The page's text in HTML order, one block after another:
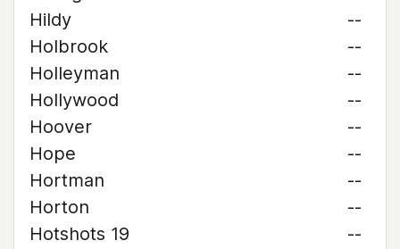
Hildy
--
Holbrook
--
Holleyman
--
Hollywood
--
Hoover
--
Hope
--
Hortman
--
Horton
--
Hotshots 19
--